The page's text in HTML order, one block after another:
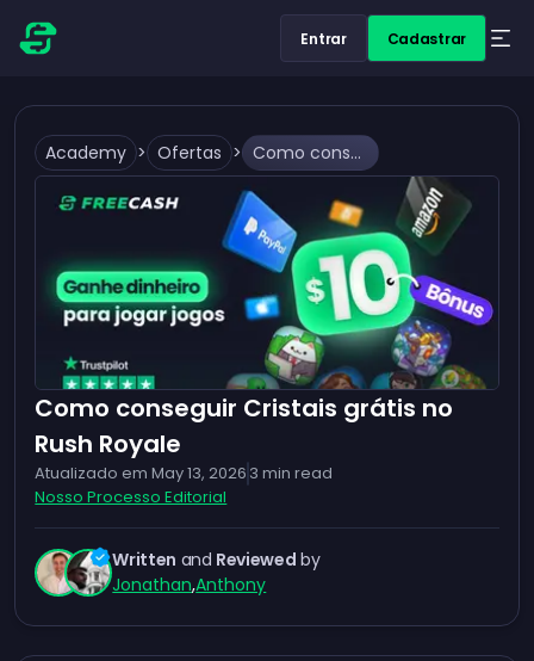
Entrar Cadastrar
Academy > Ofertas > Como conseguir Cristais grátis no Rush Royale
Como conseguir Cristais grátis no
Rush Royale
Atualizado em May 13, 2026 3 min read
Nosso Processo Editorial
Written and Reviewed by
Jonathan,Anthony